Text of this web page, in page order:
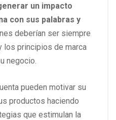
un impacto
con sus palabras y
deberían ser siempre
los principios de marca
negocio.
pueden motivar su
productos haciendo
que estimulan la